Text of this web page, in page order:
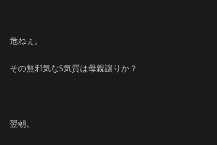
危ねぇ。
その無邪気なS気質は母親譲りか？
翌朝。